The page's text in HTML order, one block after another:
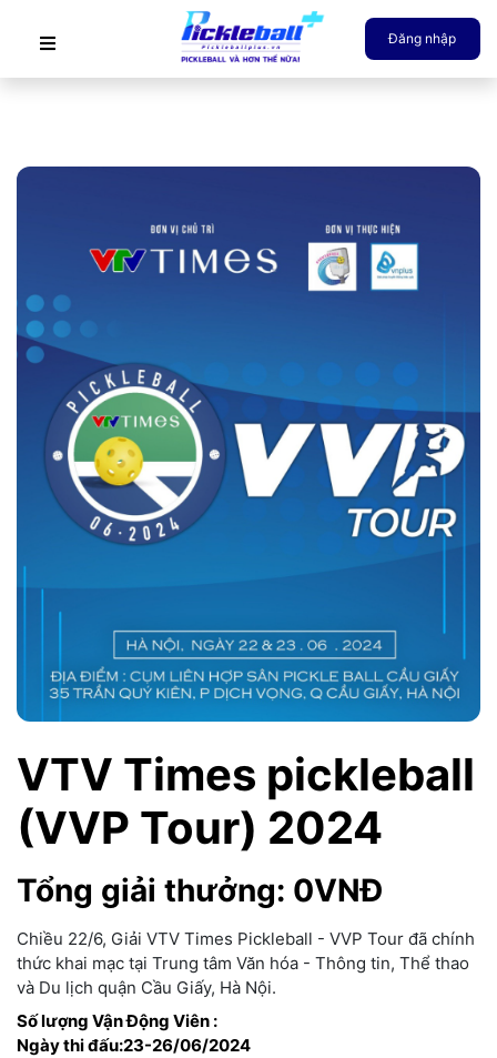
Đăng nhập
VTV Times pickleball
(VVP Tour) 2024
Tổng giải thưởng: 0VNĐ
Chiều 22/6, Giải VTV Times Pickleball - VVP Tour đã chính
thức khai mạc tại Trung tâm Văn hóa - Thông tin, Thể thao
và Du lịch quận Cầu Giấy, Hà Nội.
Số lượng Vận Động Viên :
Ngày thi đấu:23-26/06/2024